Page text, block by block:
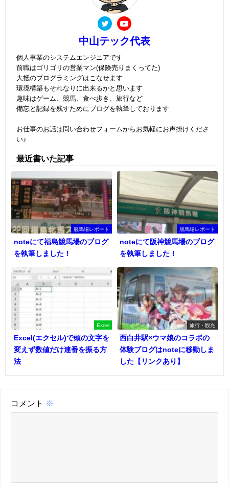
中山テック代表
個人事業のシステムエンジニアです
前職はゴリゴリの営業マン(保険売りまくってた)
大抵のプログラミングはこなせます
環境構築もそれなりに出来るかと思います
趣味はゲーム、競馬、食べ歩き、旅行など
備忘と記録を残すためにブログを執筆しております
お仕事のお話は問い合わせフォームからお気軽にお声掛けくださ
い♪
最近書いた記事
競馬場レポート
noteにて福島競馬場のブログ
を執筆しました！
競馬場レポート
noteにて阪神競馬場のブログ
を執筆しました！
Excel
Excel(エクセル)で頭の文字を
変えず数値だけ連番を振る方
法
旅行・観光
西白井駅×ウマ娘のコラボの
体験ブログはnoteに移動しま
した【リンクあり】
コメント ※